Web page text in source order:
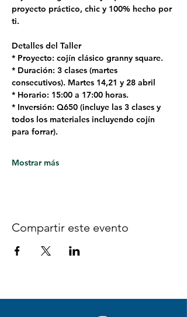
proyecto práctico, chic y 100% hecho por
ti.
Detalles del Taller
* Proyecto: cojín clásico granny square.
* Duración: 3 clases (martes
consecutivos). Martes 14,21 y 28 abril
* Horario: 15:00 a 17:00 horas.
* Inversión: Q650 (incluye las 3 clases y
todos los materiales incluyendo cojín
para forrar).
Mostrar más
Compartir este evento